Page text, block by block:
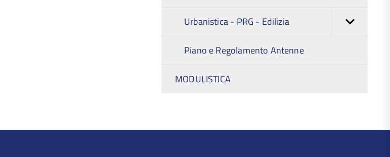
Urbanistica - PRG - Edilizia
Piano e Regolamento Antenne
MODULISTICA
del